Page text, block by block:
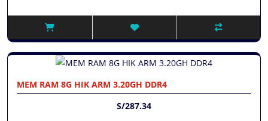
MEM RAM 8G HIK ARM 3.20GH DDR4
S/287.34